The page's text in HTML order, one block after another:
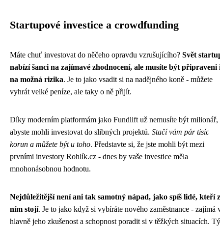
Startupové investice a crowdfunding
Máte chuť investovat do něčeho opravdu vzrušujícího? Svět
nabízí šanci na zajímavé zhodnocení, ale musíte být připraveni
na možná rizika. Je to jako vsadit si na nadějného koně - můžete
vyhrát velké peníze, ale taky o ně přijít.
Díky moderním platformám jako Fundlift už nemusíte být milionář,
abyste mohli investovat do slibných projektů. Stačí vám pár tisíc
korun a můžete být u toho. Představte si, že jste mohli být mezi
prvními investory Rohlík.cz - dnes by vaše investice měla
mnohonásobnou hodnotu.
Nejdůležitější není ani tak samotný nápad, jako spíš lidé, kteří
ním stojí. Je to jako když si vybíráte nového zaměstnance - zajímá
hlavně jeho zkušenost a schopnost poradit si v těžkých situacích.